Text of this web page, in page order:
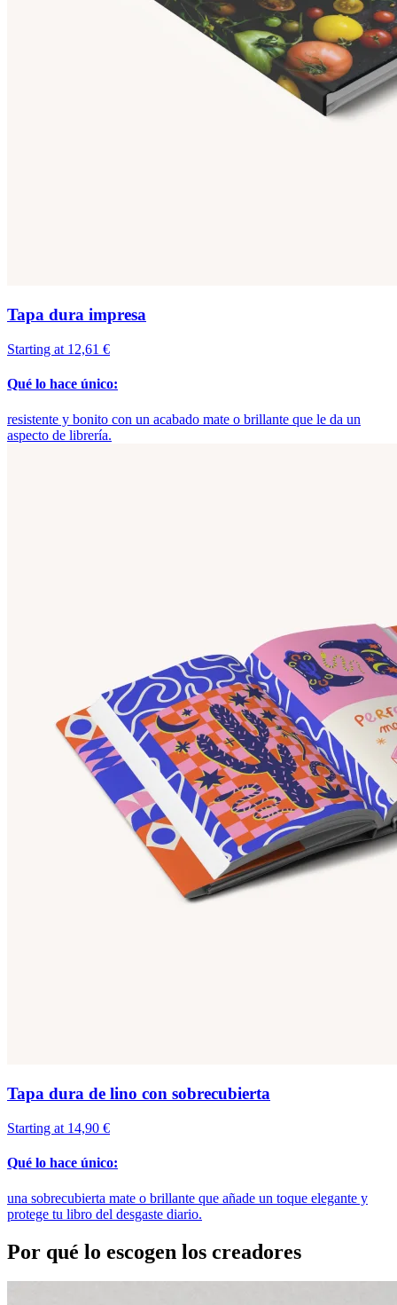
Tapa dura impresa
Starting at 12,61 €
Qué lo hace único:
resistente y bonito con un acabado mate o brillante que le da un
aspecto de librería.
Tapa dura de lino con sobrecubierta
Starting at 14,90 €
Qué lo hace único:
una sobrecubierta mate o brillante que añade un toque elegante y
protege tu libro del desgaste diario.
Por qué lo escogen los creadores